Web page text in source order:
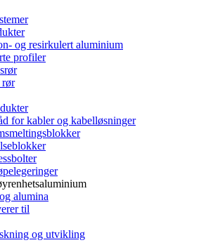
og resirkulert aluminium
profiler
rør
for kabler og kabelløsninger
alumina
til
og utvikling